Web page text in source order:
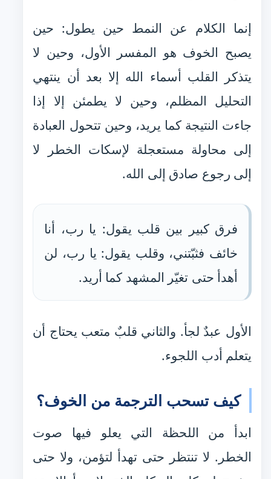
إنما الكلام عن النمط حين يطول: حين
يصبح الخوف هو المفسر الأول، وحين لا
يتذكر القلب أسماء الله إلا بعد أن ينتهي
التحليل المظلم، وحين لا يطمئن إلا إذا
جاءت النتيجة كما يريد، وحين تتحول العبادة
إلى محاولة مستعجلة لإسكات الخطر لا
إلى رجوع صادق إلى الله.
فرق كبير بين قلب يقول: يا رب، أنا
خائف فثبّتني، وقلب يقول: يا رب، لن
أهدأ حتى تغيّر المشهد كما أريد.
الأول عبدٌ لجأ. والثاني قلبٌ متعب يحتاج أن
يتعلم أدب اللجوء.
كيف تسحب الترجمة من الخوف؟
ابدأ من اللحظة التي يعلو فيها صوت
الخطر. لا تنتظر حتى تهدأ لتؤمن، ولا حتى